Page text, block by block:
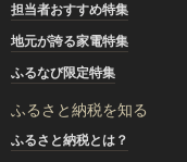
担当者おすすめ特集
地元が誇る家電特集
ふるなび限定特集
ふるさと納税を知る
ふるさと納税とは？